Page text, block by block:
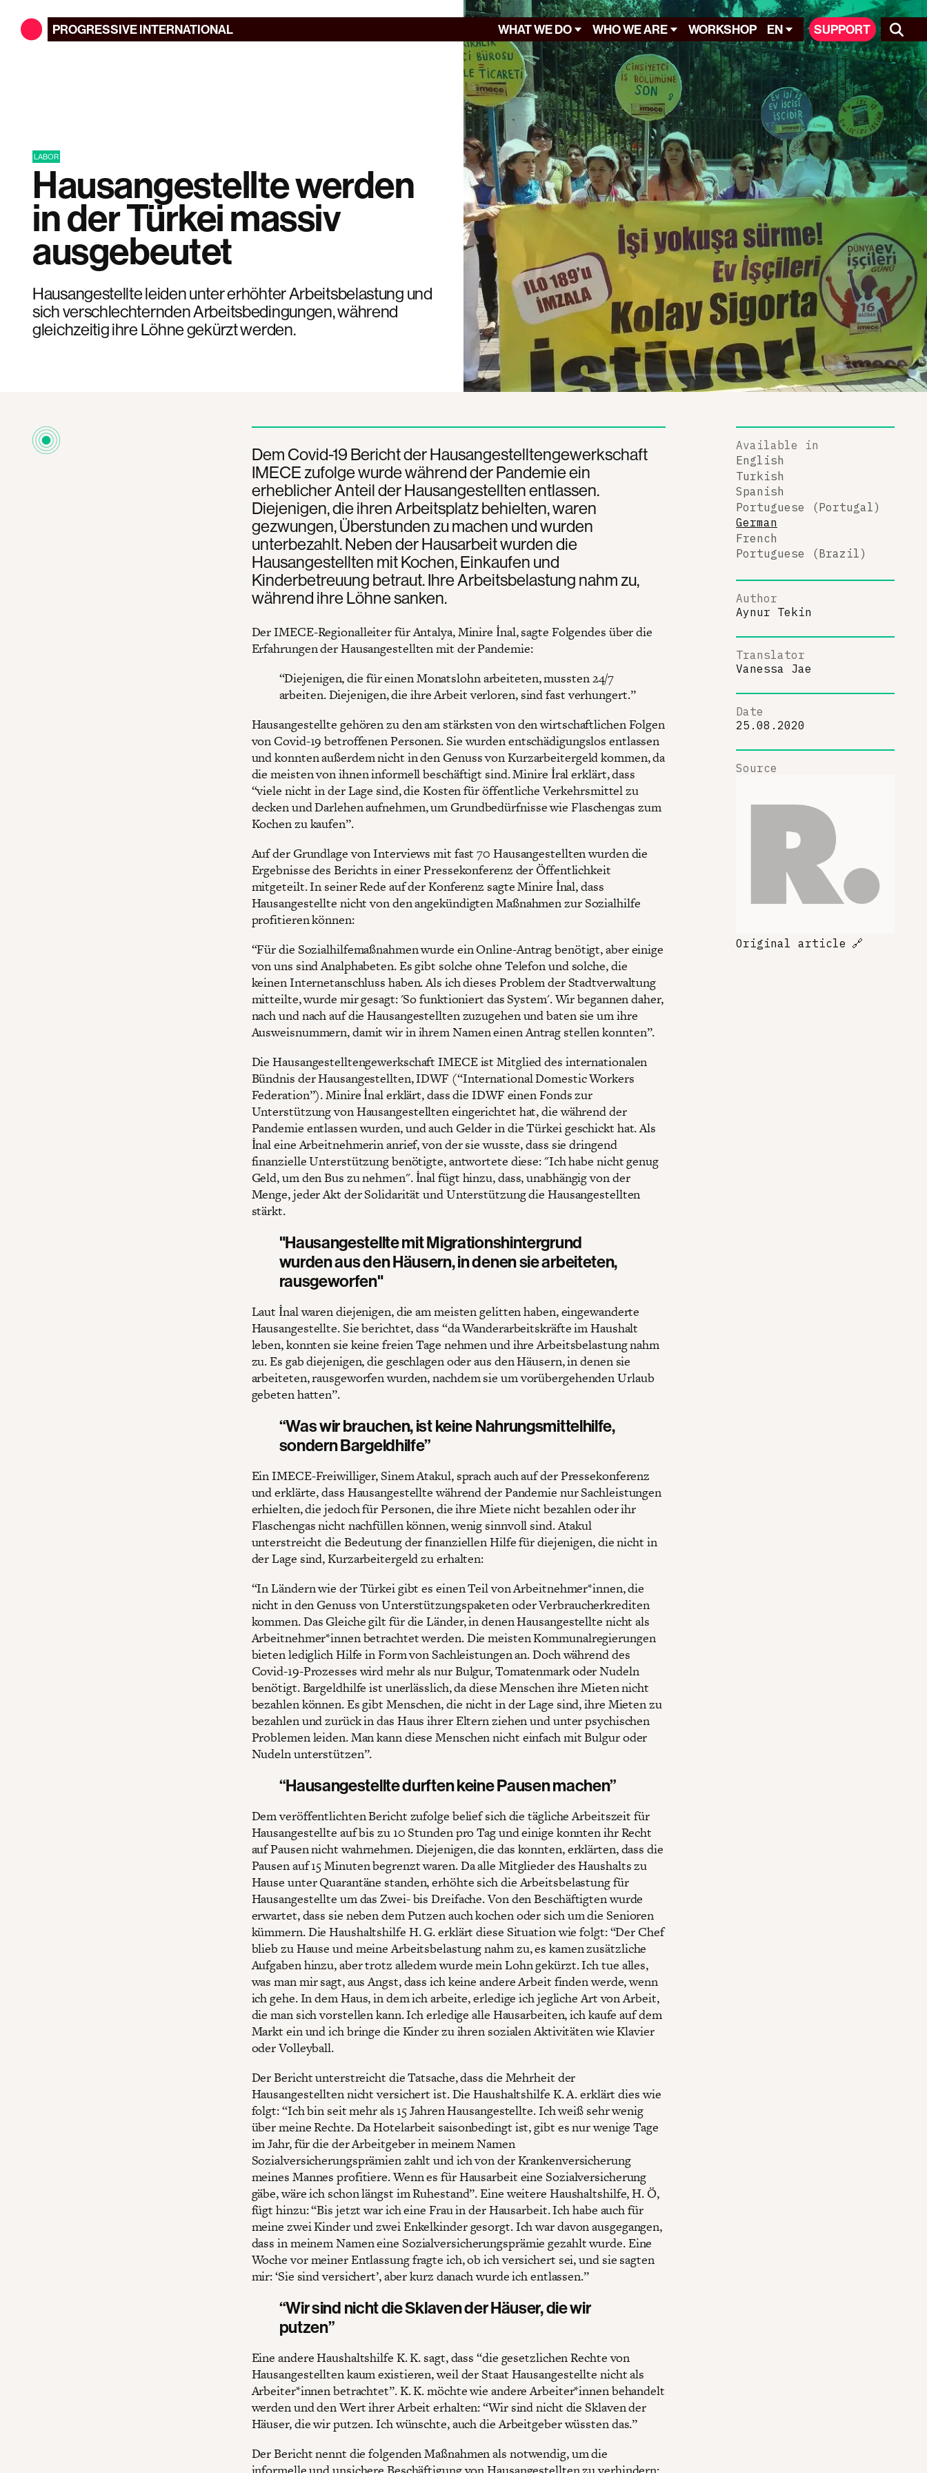
PROGRESSIVEINTERNATIONAL WHAT WE DO WHO WE ARE WORKSHOP EN SUPPORT
LABOR
Hausangestellte werden
in der Türkei massiv
ausgebeutet
Hausangestellte leiden unter erhöhter Arbeitsbelastung und
sich verschlechternden Arbeitsbedingungen, während
gleichzeitig ihre Löhne gekürzt werden.
Dem Covid-19 Bericht der Hausangestelltengewerkschaft
IMECE zufolge wurde während der Pandemie ein
erheblicher Anteil der Hausangestellten entlassen.
Diejenigen, die ihren Arbeitsplatz behielten, waren
gezwungen, Überstunden zu machen und wurden
unterbezahlt. Neben der Hausarbeit wurden die
Hausangestellten mit Kochen, Einkaufen und
Kinderbetreuung betraut. Ihre Arbeitsbelastung nahm zu,
während ihre Löhne sanken.
Der IMECE-Regionalleiter für Antalya, Minire İnal, sagte Folgendes über die
Erfahrungen der Hausangestellten mit der Pandemie:
“Diejenigen, die für einen Monatslohn arbeiteten, mussten 24/7
arbeiten. Diejenigen, die ihre Arbeit verloren, sind fast verhungert.”
Hausangestellte gehören zu den am stärksten von den wirtschaftlichen Folgen
von Covid-19 betroffenen Personen. Sie wurden entschädigungslos entlassen
und konnten außerdem nicht in den Genuss von Kurzarbeitergeld kommen, da
die meisten von ihnen informell beschäftigt sind. Minire İral erklärt, dass
“viele nicht in der Lage sind, die Kosten für öffentliche Verkehrsmittel zu
decken und Darlehen aufnehmen, um Grundbedürfnisse wie Flaschengas zum
Kochen zu kaufen”.
Auf der Grundlage von Interviews mit fast 70 Hausangestellten wurden die
Ergebnisse des Berichts in einer Pressekonferenz der Öffentlichkeit
mitgeteilt. In seiner Rede auf der Konferenz sagte Minire İnal, dass
Hausangestellte nicht von den angekündigten Maßnahmen zur Sozialhilfe
profitieren können:
“Für die Sozialhilfemaßnahmen wurde ein Online-Antrag benötigt, aber einige
von uns sind Analphabeten. Es gibt solche ohne Telefon und solche, die
keinen Internetanschluss haben. Als ich dieses Problem der Stadtverwaltung
mitteilte, wurde mir gesagt: 'So funktioniert das System'. Wir begannen daher,
nach und nach auf die Hausangestellten zuzugehen und baten sie um ihre
Ausweisnummern, damit wir in ihrem Namen einen Antrag stellen konnten”.
Die Hausangestelltengewerkschaft IMECE ist Mitglied des internationalen
Bündnis der Hausangestellten, IDWF (“International Domestic Workers
Federation”). Minire İnal erklärt, dass die IDWF einen Fonds zur
Unterstützung von Hausangestellten eingerichtet hat, die während der
Pandemie entlassen wurden, und auch Gelder in die Türkei geschickt hat. Als
İnal eine Arbeitnehmerin anrief, von der sie wusste, dass sie dringend
finanzielle Unterstützung benötigte, antwortete diese: "Ich habe nicht genug
Geld, um den Bus zu nehmen". İnal fügt hinzu, dass, unabhängig von der
Menge, jeder Akt der Solidarität und Unterstützung die Hausangestellten
stärkt.
"Hausangestellte mit Migrationshintergrund
wurden aus den Häusern, in denen sie arbeiteten,
rausgeworfen"
Laut İnal waren diejenigen, die am meisten gelitten haben, eingewanderte
Hausangestellte. Sie berichtet, dass “da Wanderarbeitskräfte im Haushalt
leben, konnten sie keine freien Tage nehmen und ihre Arbeitsbelastung nahm
zu. Es gab diejenigen, die geschlagen oder aus den Häusern, in denen sie
arbeiteten, rausgeworfen wurden, nachdem sie um vorübergehenden Urlaub
gebeten hatten”.
“Was wir brauchen, ist keine Nahrungsmittelhilfe,
sondern Bargeldhilfe”
Ein IMECE-Freiwilliger, Sinem Atakul, sprach auch auf der Pressekonferenz
und erklärte, dass Hausangestellte während der Pandemie nur Sachleistungen
erhielten, die jedoch für Personen, die ihre Miete nicht bezahlen oder ihr
Flaschengas nicht nachfüllen können, wenig sinnvoll sind. Atakul
unterstreicht die Bedeutung der finanziellen Hilfe für diejenigen, die nicht in
der Lage sind, Kurzarbeitergeld zu erhalten:
“In Ländern wie der Türkei gibt es einen Teil von Arbeitnehmer*innen, die
nicht in den Genuss von Unterstützungspaketen oder Verbraucherkrediten
kommen. Das Gleiche gilt für die Länder, in denen Hausangestellte nicht als
Arbeitnehmer*innen betrachtet werden. Die meisten Kommunalregierungen
bieten lediglich Hilfe in Form von Sachleistungen an. Doch während des
Covid-19-Prozesses wird mehr als nur Bulgur, Tomatenmark oder Nudeln
benötigt. Bargeldhilfe ist unerlässlich, da diese Menschen ihre Mieten nicht
bezahlen können. Es gibt Menschen, die nicht in der Lage sind, ihre Mieten zu
bezahlen und zurück in das Haus ihrer Eltern ziehen und unter psychischen
Problemen leiden. Man kann diese Menschen nicht einfach mit Bulgur oder
Nudeln unterstützen”.
“Hausangestellte durften keine Pausen machen”
Dem veröffentlichten Bericht zufolge belief sich die tägliche Arbeitszeit für
Hausangestellte auf bis zu 10 Stunden pro Tag und einige konnten ihr Recht
auf Pausen nicht wahrnehmen. Diejenigen, die das konnten, erklärten, dass die
Pausen auf 15 Minuten begrenzt waren. Da alle Mitglieder des Haushalts zu
Hause unter Quarantäne standen, erhöhte sich die Arbeitsbelastung für
Hausangestellte um das Zwei- bis Dreifache. Von den Beschäftigten wurde
erwartet, dass sie neben dem Putzen auch kochen oder sich um die Senioren
kümmern. Die Haushaltshilfe H. G. erklärt diese Situation wie folgt: “Der Chef
blieb zu Hause und meine Arbeitsbelastung nahm zu, es kamen zusätzliche
Aufgaben hinzu, aber trotz alledem wurde mein Lohn gekürzt. Ich tue alles,
was man mir sagt, aus Angst, dass ich keine andere Arbeit finden werde, wenn
ich gehe. In dem Haus, in dem ich arbeite, erledige ich jegliche Art von Arbeit,
die man sich vorstellen kann. Ich erledige alle Hausarbeiten, ich kaufe auf dem
Markt ein und ich bringe die Kinder zu ihren sozialen Aktivitäten wie Klavier
oder Volleyball.
Der Bericht unterstreicht die Tatsache, dass die Mehrheit der
Hausangestellten nicht versichert ist. Die Haushaltshilfe K. A. erklärt dies wie
folgt: “Ich bin seit mehr als 15 Jahren Hausangestellte. Ich weiß sehr wenig
über meine Rechte. Da Hotelarbeit saisonbedingt ist, gibt es nur wenige Tage
im Jahr, für die der Arbeitgeber in meinem Namen
Sozialversicherungsprämien zahlt und ich von der Krankenversicherung
meines Mannes profitiere. Wenn es für Hausarbeit eine Sozialversicherung
gäbe, wäre ich schon längst im Ruhestand”. Eine weitere Haushaltshilfe, H. Ö,
fügt hinzu: “Bis jetzt war ich eine Frau in der Hausarbeit. Ich habe auch für
meine zwei Kinder und zwei Enkelkinder gesorgt. Ich war davon ausgegangen,
dass in meinem Namen eine Sozialversicherungsprämie gezahlt wurde. Eine
Woche vor meiner Entlassung fragte ich, ob ich versichert sei, und sie sagten
mir: ‘Sie sind versichert’, aber kurz danach wurde ich entlassen.”
“Wir sind nicht die Sklaven der Häuser, die wir
putzen”
Eine andere Haushaltshilfe K. K. sagt, dass “die gesetzlichen Rechte von
Hausangestellten kaum existieren, weil der Staat Hausangestellte nicht als
Arbeiter*innen betrachtet”. K. K. möchte wie andere Arbeiter*innen behandelt
werden und den Wert ihrer Arbeit erhalten: “Wir sind nicht die Sklaven der
Häuser, die wir putzen. Ich wünschte, auch die Arbeitgeber wüssten das.”
Der Bericht nennt die folgenden Maßnahmen als notwendig, um die
informelle und unsichere Beschäftigung von Hausangestellten zu verhindern:
Available in
English
Turkish
Spanish
Portuguese (Portugal)
German
French
Portuguese (Brazil)
Author
Aynur Tekin
Translator
Vanessa Jae
Date
25.08.2020
Source
Original article 🔗